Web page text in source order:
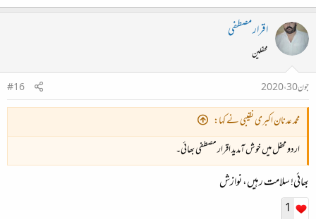
اقرار مصطفی
محفلین
جون 30، 2020
#16
محمد عدنان اکبری نقیبی نے کہا:
اردو محفل میں خوش آمدید اقرار مصطفی بھائی۔
بھائی! سلامت رہیں، نوازش
1